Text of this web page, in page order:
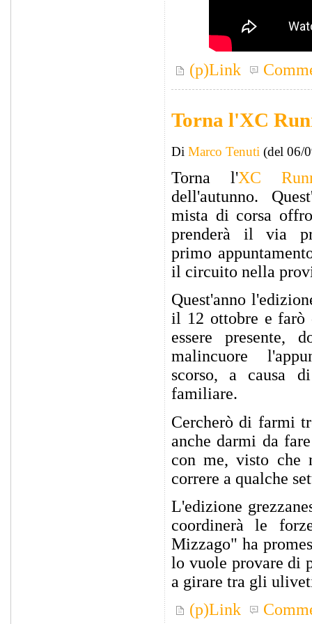
(p)Link
Torna l'XC
Di Marco Tenuti (del 06/
Torna l'XC
dell'autunno.
mista di corsa
prenderà il via
primo
il circuito nella
Quest'anno
il 12 ottobre e farò
essere presente,
malincuore
scorso, a causa
familiare.
Cercherò di farmi
anche darmi da
con me, visto che
correre a qualche
L'edizione
coordinerà le
Mizzago" ha
lo vuole provare di
a girare tra gli
(p)Link